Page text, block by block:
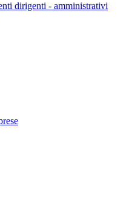
dirigenti - amministrativi